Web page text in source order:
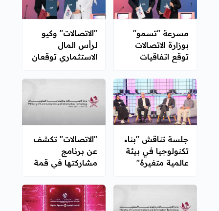
مسرعة "تسمو"
بوزارة الاتصالات
توقع اتفاقيات
الجهات
"الاتصالات" وكيو
لرأس المال
الاستثماري توقعان
منظومة رأس
جلسة تناقش "بناء
تكنولوجيا في بيئة
عالمية متغيرة"
"الاتصالات" تكشف
عن برنامج
مشاركتها في قمة